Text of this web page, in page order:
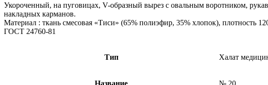
Укороченный, на пуговицах, V-образный вырез с овальным воротником,
накладных карманов.
Материал : ткань смесовая «Тиси» (65% полиэфир, 35% хлопок), плотность
ГОСТ 24760-81
Тип Халат
Название № 20